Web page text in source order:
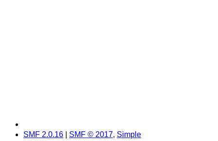
SMF 2.0.16 SMF © 2017, Simple